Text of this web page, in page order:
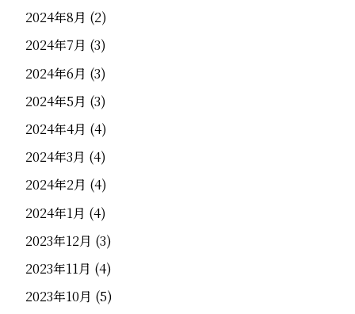
2024年8月 (2)
2024年7月 (3)
2024年6月 (3)
2024年5月 (3)
2024年4月 (4)
2024年3月 (4)
2024年2月 (4)
2024年1月 (4)
2023年12月 (3)
2023年11月 (4)
2023年10月 (5)